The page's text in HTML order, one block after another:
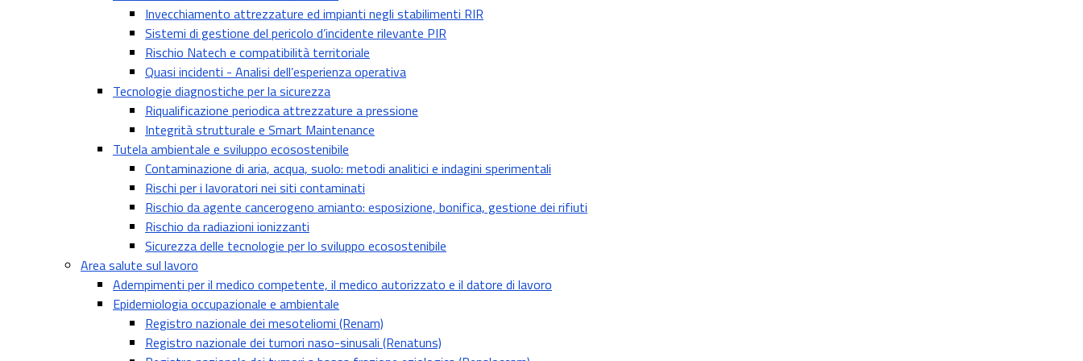
Invecchiamento attrezzature ed impianti negli stabilimenti RIR
Sistemi di gestione del pericolo d’incidente rilevante PIR
Rischio Natech e compatibilità territoriale
Quasi incidenti - Analisi dell’esperienza operativa
Tecnologie diagnostiche per la sicurezza
Riqualificazione periodica attrezzature a pressione
Integrità strutturale e Smart Maintenance
Tutela ambientale e sviluppo ecosostenibile
Contaminazione di aria, acqua, suolo: metodi analitici e indagini sperimentali
Rischi per i lavoratori nei siti contaminati
Rischio da agente cancerogeno amianto: esposizione, bonifica, gestione dei rifiuti
Rischio da radiazioni ionizzanti
Sicurezza delle tecnologie per lo sviluppo ecosostenibile
Area salute sul lavoro
Adempimenti per il medico competente, il medico autorizzato e il datore di lavoro
Epidemiologia occupazionale e ambientale
Registro nazionale dei mesoteliomi (Renam)
Registro nazionale dei tumori naso-sinusali (Renatuns)